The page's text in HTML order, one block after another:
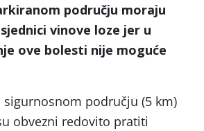
području moraju
vinove loze jer u
ove bolesti nije moguće
sigurnosnom području (5 km)
obvezni redovito pratiti